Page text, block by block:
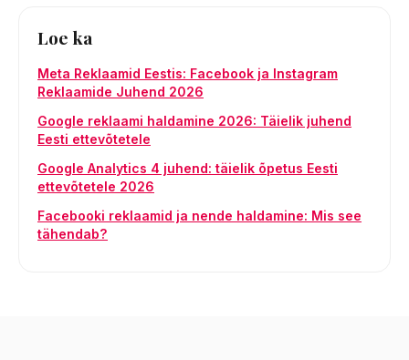
Loe ka
Meta Reklaamid Eestis: Facebook ja Instagram
Reklaamide Juhend 2026
Google reklaami haldamine 2026: Täielik juhend
Eesti ettevõtetele
Google Analytics 4 juhend: täielik õpetus Eesti
ettevõtetele 2026
Facebooki reklaamid ja nende haldamine: Mis see
tähendab?